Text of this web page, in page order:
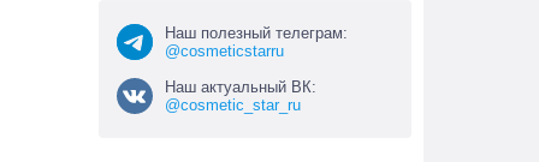
Наш полезный телеграм:
@cosmeticstarru
Наш актуальный ВК:
@cosmetic_star_ru